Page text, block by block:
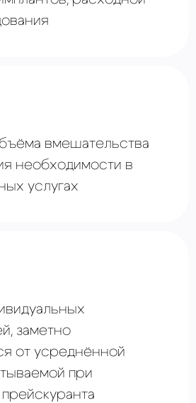
их сокращение, что
повысить сексуальные
вмешательства
необходимости в
услугах
заметно
от усреднённой
при